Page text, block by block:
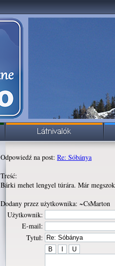
Odpowiedź na post: Re: Sóbánya
Treść:
Bárki mehet lengyel túrára. Már
Dodany przez użytkownika: ~CsMarton
Użytkownik:
E-mail:
Tytuł: